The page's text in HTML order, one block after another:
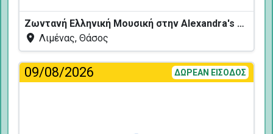
Ζωντανή Ελληνική Μουσική στην Alexandra's Restaurant
Λιμένας, Θάσος
09/08/2026 ΔΩΡΕΑΝ ΕΙΣΟΔΟΣ